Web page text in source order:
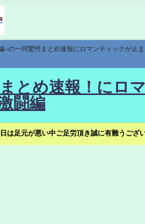
の一同驚愕まとめ速報にロマンティックが止
とめ速報！にロ
闘編
足元が悪い中ご足労頂き誠に有難うござい